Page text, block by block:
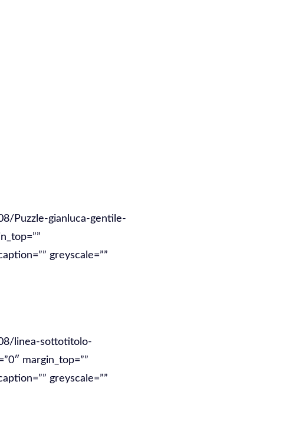
Puzzle-gianluca-gentile-
greyscale=””
linea-sottotitolo-
margin_top=””
greyscale=””